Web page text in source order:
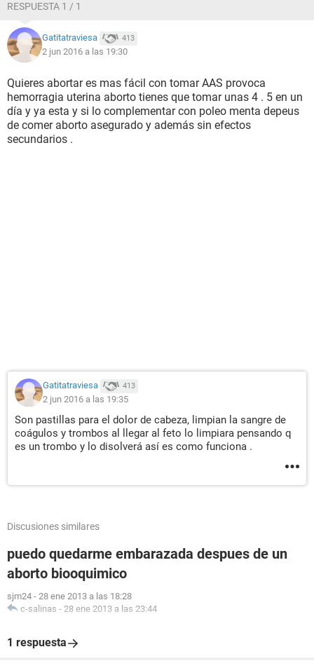
RESPUESTA 1 / 1
Gatitatraviesa 413
2 jun 2016 a las 19:30
Quieres abortar es mas fácil con tomar AAS provoca
hemorragia uterina aborto tienes que tomar unas 4 . 5 en un
día y ya esta y si lo complementar con poleo menta depeus
de comer aborto asegurado y además sin efectos
secundarios .
Gatitatraviesa 413
2 jun 2016 a las 19:35
Son pastillas para el dolor de cabeza, limpian la sangre de
coágulos y trombos al llegar al feto lo limpiara pensando q
es un trombo y lo disolverá así es como funciona .
Discusiones similares
puedo quedarme embarazada despues de un
aborto biooquimico
sjm24 - 28 ene 2013 a las 18:28
c-salinas - 28 ene 2013 a las 23:44
1 respuesta